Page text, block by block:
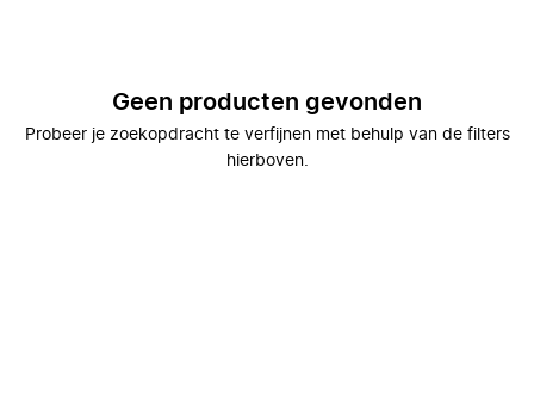
Geen producten gevonden
Probeer je zoekopdracht te verfijnen met behulp van de filters
hierboven.